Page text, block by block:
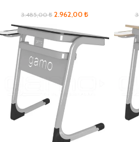
3.485,00₺ 2.962,00 ₺